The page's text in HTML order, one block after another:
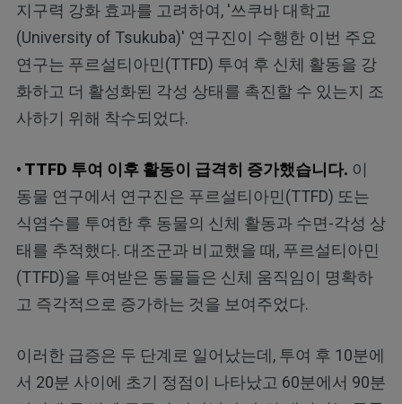
지구력 강화 효과를 고려하여, '쓰쿠바 대학교
(University of Tsukuba)' 연구진이 수행한 이번 주요
연구는 푸르설티아민(TTFD) 투여 후 신체 활동을 강
화하고 더 활성화된 각성 상태를 촉진할 수 있는지 조
사하기 위해 착수되었다.
• TTFD 투여 이후 활동이 급격히 증가했습니다. 이
동물 연구에서 연구진은 푸르설티아민(TTFD) 또는
식염수를 투여한 후 동물의 신체 활동과 수면-각성 상
태를 추적했다. 대조군과 비교했을 때, 푸르설티아민
(TTFD)을 투여받은 동물들은 신체 움직임이 명확하
고 즉각적으로 증가하는 것을 보여주었다.
이러한 급증은 두 단계로 일어났는데, 투여 후 10분에
서 20분 사이에 초기 정점이 나타났고 60분에서 90분